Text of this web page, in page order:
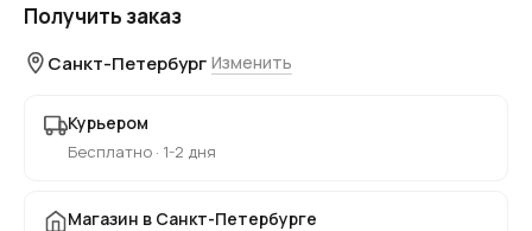
Получить заказ
Санкт-Петербург Изменить
Курьером
Бесплатно · 1-2 дня
Магазин в Санкт-Петербурге